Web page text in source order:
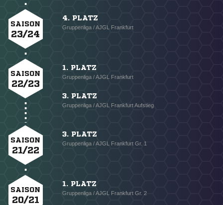
SAISON
23/24
4. PLATZ
Gruppenliga / AJGL Frankfurt
SAISON
22/23
1. PLATZ
Gruppenliga / AJGL Frankfurt
3. PLATZ
Gruppenliga / AJGL Frankfurt Aufstieg
SAISON
21/22
3. PLATZ
Gruppenliga / AJGL Frankfurt Gr. 1
SAISON
20/21
1. PLATZ
Gruppenliga / AJGL Frankfurt Gr. 2